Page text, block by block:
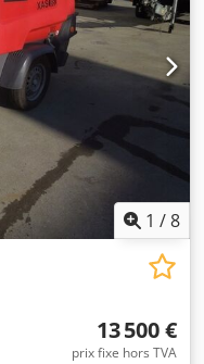
Ci-dessous, un
de la
1 /8
13 500 €
prix fixe hors TVA